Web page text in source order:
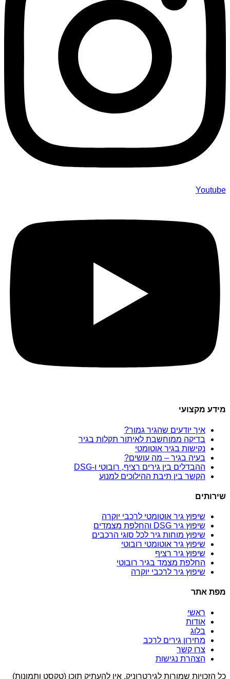
Youtube
מידע מקצועי
איך יודעים שהגיר גמור?
בדיקה ממוחשבת לאיתור תקלות בגיר
נקישות בגיר אוטומטי
בעיה בגיר – מה עושים?
ההבדלים בין גירים רציף, רובוטי ו-DSG
הקשר בין תיבת ההילוכים למנוע
שירותים
שיפוץ גיר אוטומטי לרכבי יוקרה
שיפוץ גיר DSG והחלפת מצמדים
שיפוץ מוחות גיר לכל סוגי הרכבים
שיפוץ גיר אוטומטי רובוטי
שיפוץ גיר רציף
החלפת מצמד בגיר רובוטי
שיפוץ גיר לרכבי יוקרה
מפת אתר
ראשי
אודות
בלוג
מחירון גירים לרכב
צרו קשר
הצהרת נגישות
כל הזכויות שמורות לגירטרוניק, אין להעתיק תוכן (טקסט ותמונות)